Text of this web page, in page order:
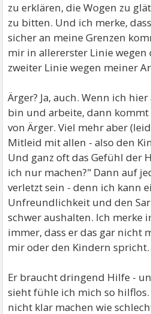
zu erklären, die Wogen zu
zu bitten. Und ich merke,
sicher an meine Grenzen
mir in allererster Linie
zweiter Linie wegen meiner
Ärger? Ja, auch. Wenn ich
bin und arbeite, dann kommt
von Ärger. Viel mehr aber
Mitleid mit allen - also den
Und ganz oft das Gefühl der
ich nur machen?" Dann auf
verletzt sein - denn ich kann
Unfreundlichkeit und den
schwer aushalten. Ich merke
immer, dass er das gar nicht
mir oder den Kindern spricht.
Er braucht dringend Hilfe -
sieht fühle ich mich so
nicht klar machen wie